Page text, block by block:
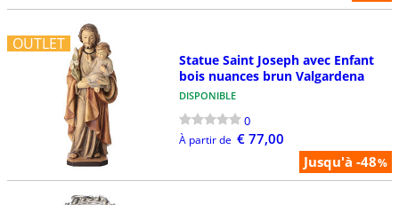
OUTLET
Jusqu'à -48%
Statue Saint Joseph avec Enfant
bois nuances brun Valgardena
DISPONIBLE
0
À partir de € 77,00